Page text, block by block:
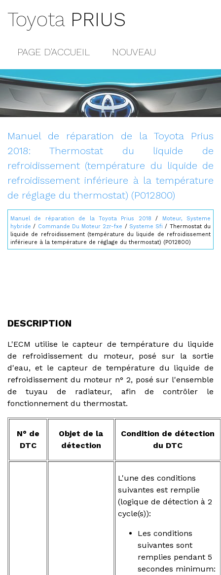
Toyota PRIUS
PAGE D'ACCUEIL NOUVEAU
POPULAIRE
CONTACTS
Manuel de réparation de la Toyota Prius
2018: Thermostat du liquide de
refroidissement (température du liquide de
refroidissement inférieure à la température
de réglage du thermostat) (P012800)
Manuel de réparation de la Toyota Prius 2018 /
Moteur, Systeme
hybride / Commande Du Moteur 2zr-fxe / Systeme Sfi / Thermostat du
liquide de refroidissement (température du liquide de refroidissement
inférieure à la température de réglage du thermostat) (P012800)
DESCRIPTION
L'ECM utilise le capteur de température du liquide
de refroidissement du moteur, posé sur la sortie
d'eau, et le capteur de température du liquide de
refroidissement du moteur n° 2, posé sur l'ensemble
de tuyau de radiateur, afin de contrôler le
fonctionnement du thermostat.
N° de
DTC
Objet de la
détection
Condition de détection
du DTC
L'une des conditions
suivantes est remplie
(logique de détection à 2
cycle(s)):
Les conditions
suivantes sont
remplies pendant 5
secondes minimum: